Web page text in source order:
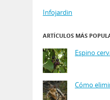
Infojardin
ARTÍCULOS MÁS
Espino
Cómo